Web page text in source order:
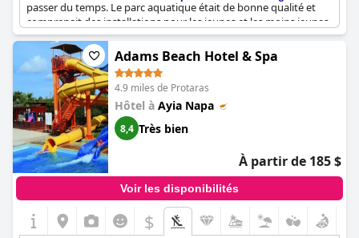
passer du temps. Le parc aquatique était de bonne qualité et
comprenait des installations pour les jeunes et les moins jeunes.
Cependant, certains commentateurs ont noté qu'il aurait pu y
avoir plus de bouées pour les toboggans aquatiques et qu'il y
avait parfois de longues attentes. Dans l'ensemble, le parc
aquatique était un point fort de l'hôtel, certains le citant même
comme un facteur déterminant dans le choix de séjourner à
l'Atlantica Panthea Resort.
Adams Beach Hotel & Spa
4.9 miles de Protaras
Hôtel à Ayia Napa
8,4 Très bien
À partir de 185 $
Voir les disponibilités
$